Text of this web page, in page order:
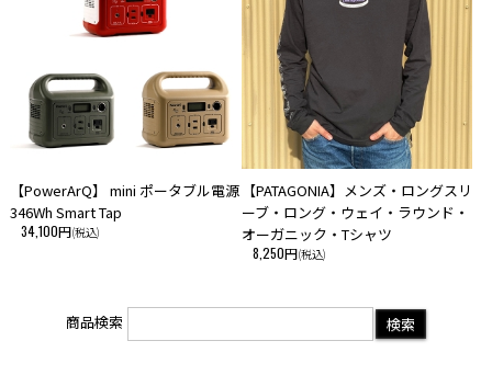
【PowerArQ】 mini ポータブル電源
346Wh Smart Tap
34,100円(税込)
【PATAGONIA】メンズ・ロングスリ
ーブ・ロング・ウェイ・ラウンド・
オーガニック・Tシャツ
8,250円(税込)
商品検索